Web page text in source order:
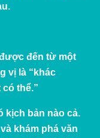
đến từ một
vị là “khác
thể.”
kịch bản nào cả.
khám phá văn